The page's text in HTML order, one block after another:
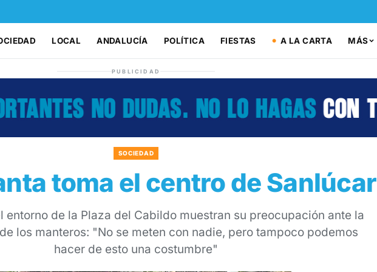
LOCAL ANDALUCÍA POLÍTICA FIESTAS A LA CARTA MÁS
PUBLICIDAD
SOCIEDAD
toma el centro de Sanlúcar
entorno de la Plaza del Cabildo muestran su preocupación ante la
los manteros: "No se meten con nadie, pero tampoco podemos
hacer de esto una costumbre"